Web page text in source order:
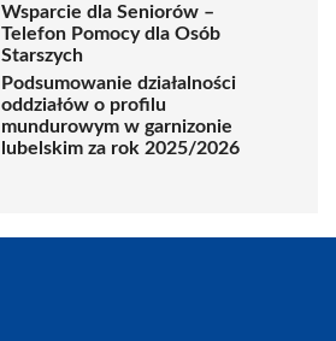
Wsparcie dla Seniorów –
Telefon Pomocy dla Osób
Starszych
Podsumowanie działalności
oddziałów o profilu
mundurowym w garnizonie
lubelskim za rok 2025/2026